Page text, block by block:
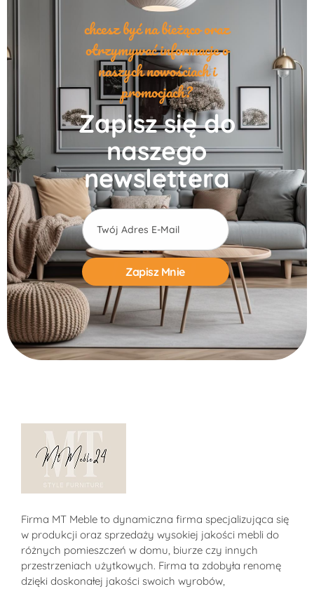
chcesz być na bieżąco oraz
otrzymywać informacje o
naszych nowościach i
promocjach?
Zapisz się do
naszego
newslettera
Alternative:
Firma MT Meble to dynamiczna firma specjalizująca się
w produkcji oraz sprzedaży wysokiej jakości mebli do
różnych pomieszczeń w domu, biurze czy innych
przestrzeniach użytkowych. Firma ta zdobyła renomę
dzięki doskonałej jakości swoich wyrobów,